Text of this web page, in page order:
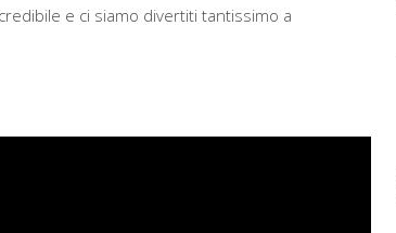
e ci siamo divertiti tantissimo a